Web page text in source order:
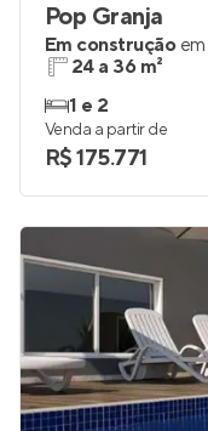
Pop Granja
Em construção em
24 a 36 m²
1 e 2
Venda a partir de
R$ 175.771